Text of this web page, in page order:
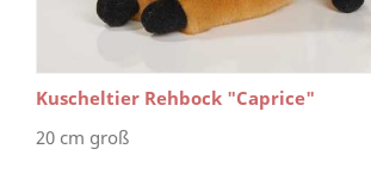
Kuscheltier Rehbock "Caprice"
20 cm groß